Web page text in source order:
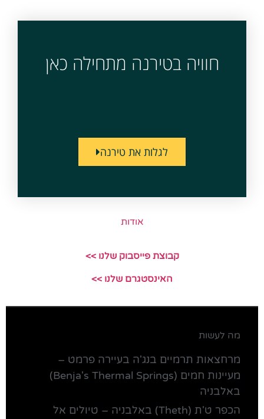
חוויה בטירנה מתחילה כאן
לגלות את טירנה
אודות
קבוצת פייסבוק שלנו >>
האינסטגרם שלנו >>
מה לעשות
מרחצאות תרמיים בנג'ה בעיירה פרמט –
מעיינות חמים (Benja's Thermal Springs)
באלבניה
הכפר ט'ת (Theth) באלבניה – טיולים אל